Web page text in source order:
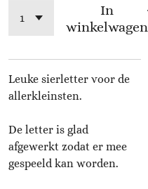
In
winkelwagen
Leuke sierletter voor de
allerkleinsten.
De letter is glad
afgewerkt zodat er mee
gespeeld kan worden.